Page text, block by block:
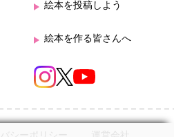
絵本を投稿しよう
絵本を作る皆さんへ